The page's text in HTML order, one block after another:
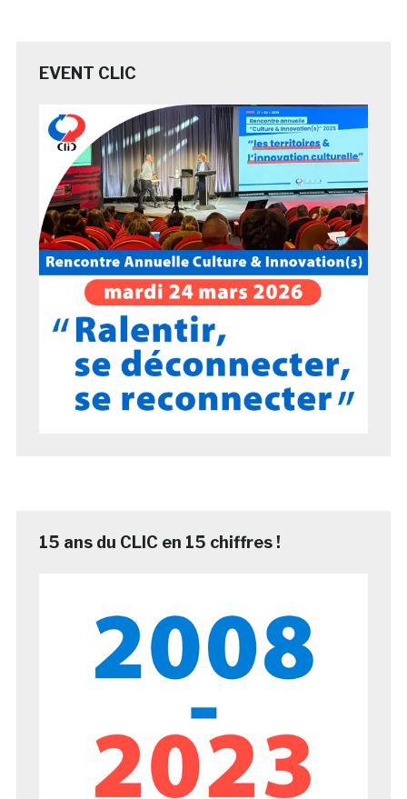
EVENT CLIC
15 ans du CLIC en 15 chiffres !